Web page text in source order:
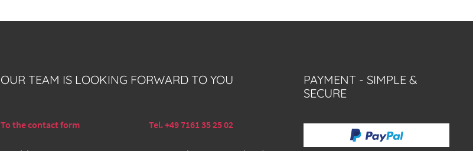
OUR TEAM IS LOOKING FORWARD TO YOU
To the contact form Tel. +49 7161 35 25 02
PAYMENT - SIMPLE &
SECURE